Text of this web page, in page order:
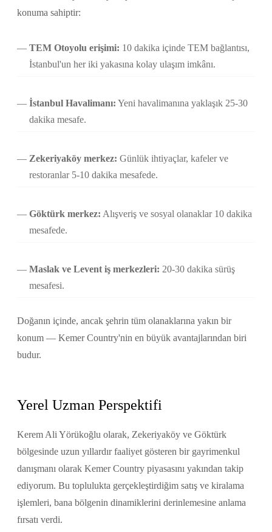
konuma sahiptir:
TEM Otoyolu erişimi: 10 dakika içinde TEM bağlantısı,
İstanbul'un her iki yakasına kolay ulaşım imkânı.
İstanbul Havalimanı: Yeni havalimanına yaklaşık 25-30
dakika mesafe.
Zekeriyaköy merkez: Günlük ihtiyaçlar, kafeler ve
restoranlar 5-10 dakika mesafede.
Göktürk merkez: Alışveriş ve sosyal olanaklar 10 dakika
mesafede.
Maslak ve Levent iş merkezleri: 20-30 dakika sürüş
mesafesi.
Doğanın içinde, ancak şehrin tüm olanaklarına yakın bir
konum — Kemer Country'nin en büyük avantajlarından biri
budur.
Yerel Uzman Perspektifi
Kerem Ali Yörükoğlu olarak, Zekeriyaköy ve Göktürk
bölgesinde uzun yıllardır faaliyet gösteren bir gayrimenkul
danışmanı olarak Kemer Country piyasasını yakından takip
ediyorum. Bu toplulukta gerçekleştirdiğim satış ve kiralama
işlemleri, bana bölgenin dinamiklerini derinlemesine anlama
fırsatı verdi.